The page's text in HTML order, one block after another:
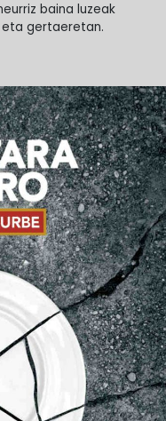
baina luzeak
gertaeretan.